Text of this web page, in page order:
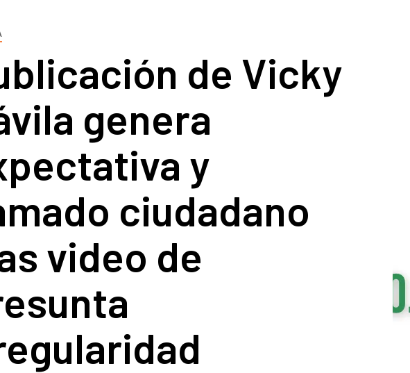
de Vicky
genera
y
ciudadano
video de